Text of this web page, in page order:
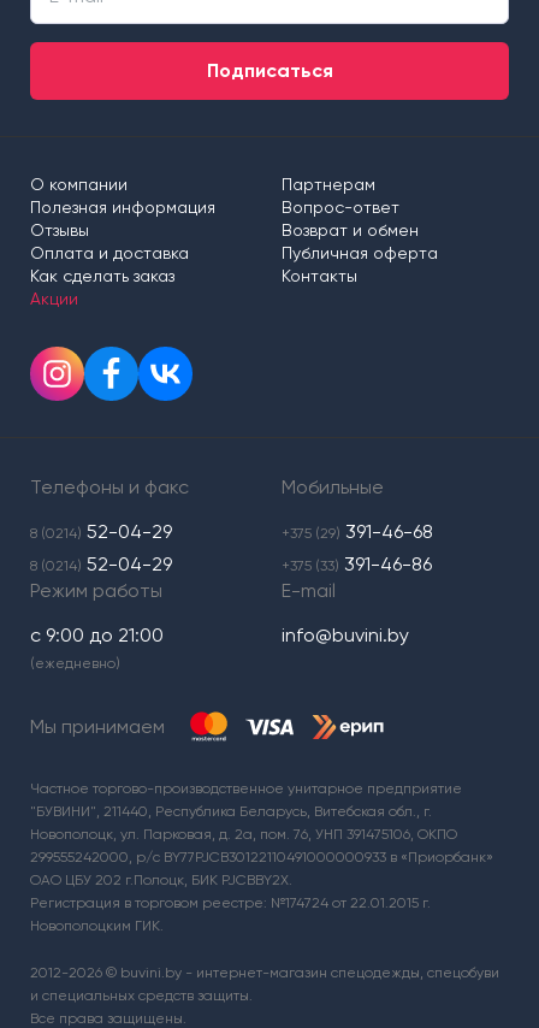
Подписаться
О компании
Партнерам
Полезная информация
Вопрос-ответ
Отзывы
Возврат и обмен
Оплата и доставка
Публичная оферта
Как сделать заказ
Контакты
Акции
Телефоны и факс
8 (0214) 52-04-29
8 (0214) 52-04-29
Мобильные
+375 (29) 391-46-68
+375 (33) 391-46-86
Режим работы
с 9:00 до 21:00
(ежедневно)
E-mail
info@buvini.by
Мы принимаем
Частное торгово-производственное унитарное предприятие
"БУВИНИ", 211440, Республика Беларусь, Витебская обл., г.
Новополоцк, ул. Парковая, д. 2а, пом. 76, УНП 391475106, ОКПО
299555242000, р/с BY77PJCB30122110491000000933 в «Приорбанк»
ОАО ЦБУ 202 г.Полоцк, БИК PJCBBY2X.
Регистрация в торговом реестре: №174724 от 22.01.2015 г.
Новополоцким ГИК.
2012-2026 © buvini.by - интернет-магазин спецодежды, спецобуви
и специальных средств защиты.
Все права защищены.